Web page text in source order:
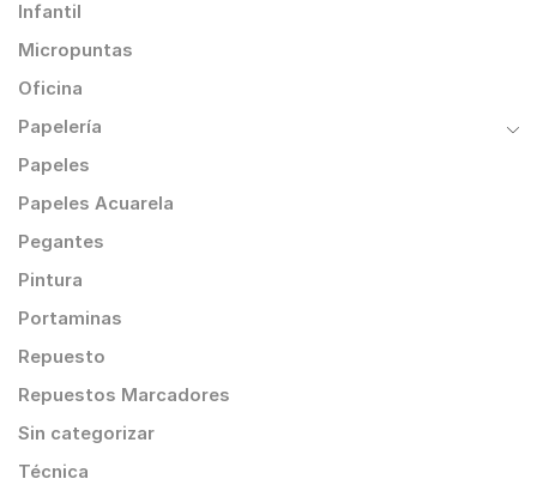
Infantil
Micropuntas
Oficina
Papelería
Papeles
Papeles Acuarela
Pegantes
Pintura
Portaminas
Repuesto
Repuestos Marcadores
Sin categorizar
Técnica